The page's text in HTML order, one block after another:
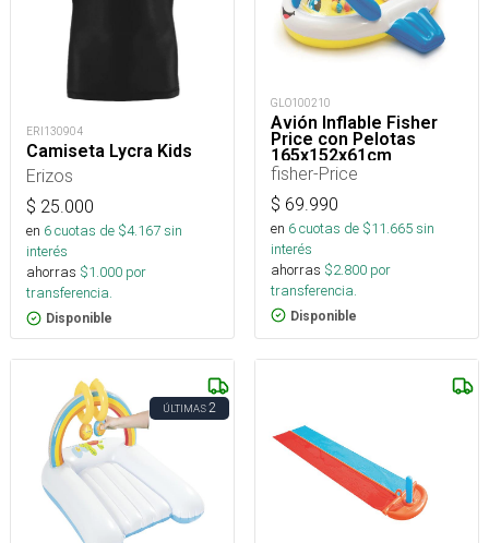
ERI130904
Camiseta Lycra Kids
Erizos
$ 25.000
en 6cuotas de $4.167sin
interés
ahorras $1.000 por
transferencia.
Disponible
GLO100210
Avión Inflable Fisher
Price con Pelotas
165x152x61cm
fisher-Price
$ 69.990
en 6cuotas de $11.665sin
interés
ahorras $2.800 por
transferencia.
Disponible
ÚLTIMAS2